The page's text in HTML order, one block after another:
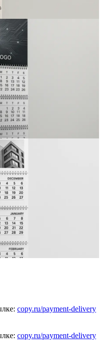
copy.ru/payment-delivery
copy.ru/payment-delivery